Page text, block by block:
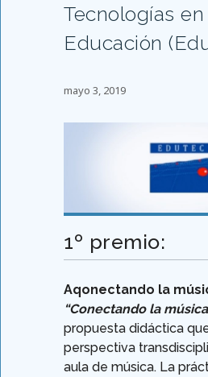
Tecnologías
Educación
mayo 3, 2019
1º premio:
Aqonectando la
“Conectando la
propuesta didáctica
perspectiva
aula de música. La